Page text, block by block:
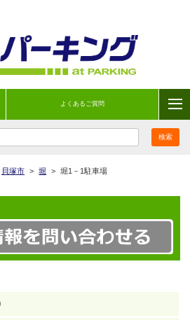
よくあるご質問
貝塚市 > 堀 > 堀1－1駐車場